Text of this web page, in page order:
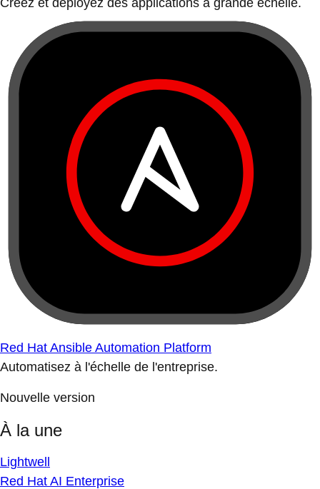
Créez et déployez des applications à grande échelle.
Red Hat Ansible Automation Platform
Automatisez à l'échelle de l'entreprise.
Nouvelle version
À la une
Lightwell
Red Hat AI Enterprise